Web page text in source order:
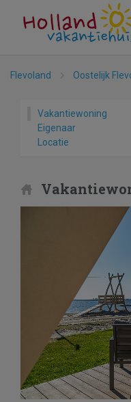
Flevoland Oostelijk
Vakantiewoning
Eigenaar
Locatie